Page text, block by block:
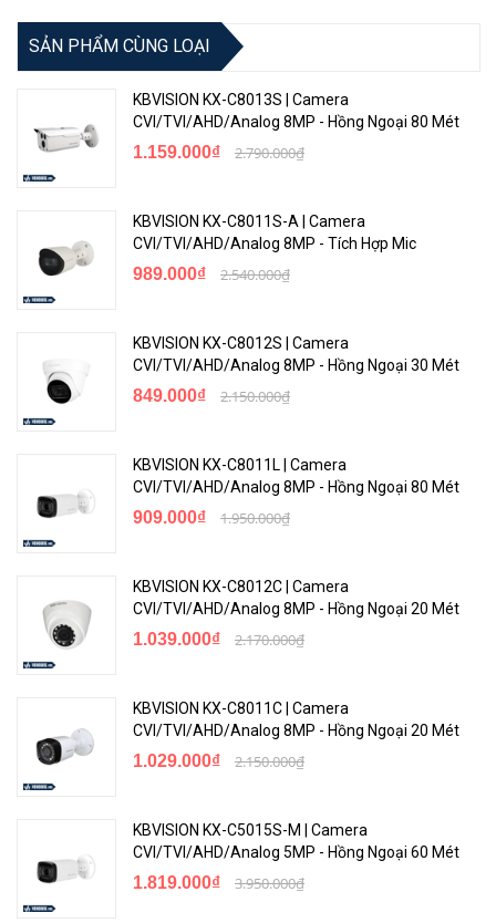
SẢN PHẨM CÙNG LOẠI
KBVISION KX-C8013S | Camera
CVI/TVI/AHD/Analog 8MP - Hồng Ngoại 80 Mét
1.159.000₫ 2.790.000₫
KBVISION KX-C8011S-A | Camera
CVI/TVI/AHD/Analog 8MP - Tích Hợp Mic
989.000₫ 2.540.000₫
KBVISION KX-C8012S | Camera
CVI/TVI/AHD/Analog 8MP - Hồng Ngoại 30 Mét
849.000₫ 2.150.000₫
KBVISION KX-C8011L | Camera
CVI/TVI/AHD/Analog 8MP - Hồng Ngoại 80 Mét
909.000₫ 1.950.000₫
KBVISION KX-C8012C | Camera
CVI/TVI/AHD/Analog 8MP - Hồng Ngoại 20 Mét
1.039.000₫ 2.170.000₫
KBVISION KX-C8011C | Camera
CVI/TVI/AHD/Analog 8MP - Hồng Ngoại 20 Mét
1.029.000₫ 2.150.000₫
KBVISION KX-C5015S-M | Camera
CVI/TVI/AHD/Analog 5MP - Hồng Ngoại 60 Mét
1.819.000₫ 3.950.000₫